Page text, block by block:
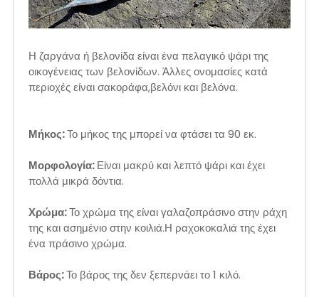
Η ζαργάνα ή βελονίδα είναι ένα πελαγικό ψάρι της
οικογένειας των βελονίδων. Άλλες ονομασίες κατά
περιοχές είναι σακοράφα,βελόνι και βελόνα.
Μήκος:Το μήκος της μπορεί να φτάσει τα 90 εκ.
Μορφολογία:Είναι μακρύ και λεπτό ψάρι και έχει
πολλά μικρά δόντια.
Χρώμα:Το χρώμα της είναι γαλαζοπράσινο στην ράχη
της και ασημένιο στην κοιλιά.Η ραχοκοκαλιά της έχει
ένα πράσινο χρώμα.
Βάρος:Το βάρος της δεν ξεπερνάει το 1 κιλό.